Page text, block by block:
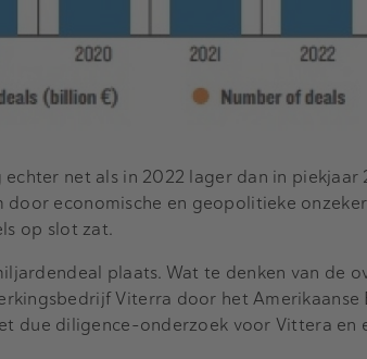
net als in 2022 lager dan in piekjaar
economische en geopolitieke
op slot zat.
plaats. Wat te denken van de
Viterra door het Amerikaanse
due diligence-onderzoek voor Vittera en